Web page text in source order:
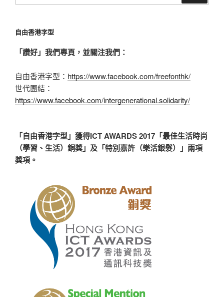
自由香港字型
「讚好」我們專頁，並關注我們：
自由香港字型： https://www.facebook.com/freefonthk/
世代團結：
https://www.facebook.com/intergenerational.solidarity/
「自由香港字型」獲得ICT AWARDS 2017「最佳生活時尚
（學習、生活）銅獎」及「特別嘉許（樂活銀髮）」兩項
獎項。